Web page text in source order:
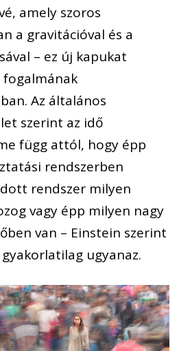
amely szoros
a gravitációval és a
– ez új kapukat
Az általános
szerint az idő
függ attól, hogy épp
rendszerben
rendszer milyen
vagy épp milyen nagy
van – Einstein szerint
ugyanaz.